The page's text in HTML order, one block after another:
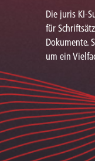
Die juris KI-
für
Dokumente.
um ein